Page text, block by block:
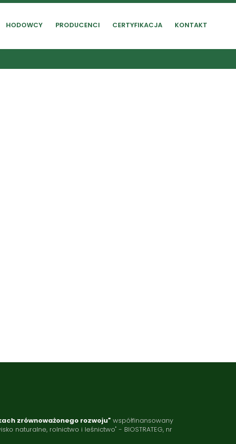
HODOWCY PRODUCENCI CERTYFIKACJA KONTAKT
zrównoważonego rozwoju" współfinansowany
naturalne, rolnictwo i leśnictwo" - BIOSTRATEG, nr